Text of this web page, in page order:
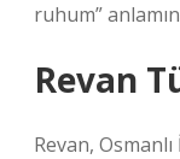
ruhum”
Revan
Revan,